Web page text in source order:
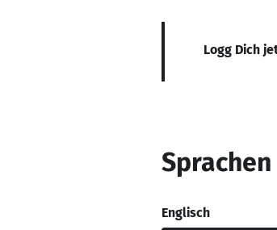
Logg Dich
Sprachen
Englisch